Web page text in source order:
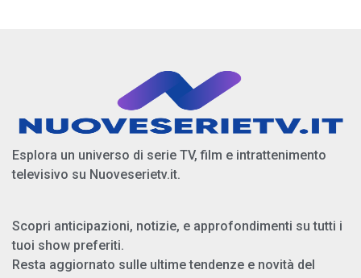
Esplora un universo di serie TV, film e intrattenimento
televisivo su Nuoveserietv.it.
Scopri anticipazioni, notizie, e approfondimenti su tutti i
tuoi show preferiti.
Resta aggiornato sulle ultime tendenze e novità del